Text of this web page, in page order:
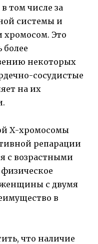
том числе за
системы и
хромосом. Это
некоторых
сосудистые
на их
Х-хромосомы
репарации
с возрастными
женщины с двумя
в
что наличие